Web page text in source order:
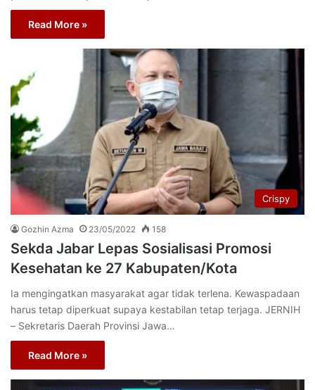
Read More »
Crispy
Gozhin Azma 23/05/2022 158
Sekda Jabar Lepas Sosialisasi Promosi
Kesehatan ke 27 Kabupaten/Kota
Ia mengingatkan masyarakat agar tidak terlena. Kewaspadaan
harus tetap diperkuat supaya kestabilan tetap terjaga. JERNIH
– Sekretaris Daerah Provinsi Jawa…
Read More »